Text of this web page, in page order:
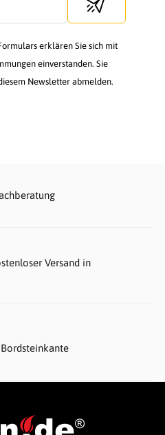
erklären Sie sich mit
einverstanden. Sie
Newsletter abmelden.
Versand in